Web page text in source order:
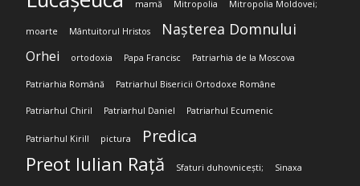
mamă Mitropolia Mitropolia Moldovei;
moarte Mântuitorul Hristos Nașterea Domnului
Orhei ortodoxia Papa Francisc Patriarhia de la Moscova
Patriarhia Română Patriarhul Bisericii Ortodoxe Române
Patriarhul Chiril Patriarhul Daniel Patriarhul Ecumenic
Patriarhul Kirill pictura Predica
Preot Iulian Rață Sfaturi duhovnicești; Sinaxa